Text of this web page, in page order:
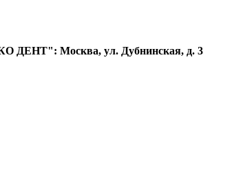
ДЕНТ": Москва, ул. Дубнинская, д. 3